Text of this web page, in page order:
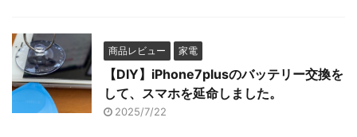
商品レビュー 家電
【DIY】iPhone7plusのバッテリー交換を
して、スマホを延命しました。
2025/7/22